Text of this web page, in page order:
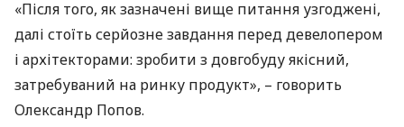
«Після того, як зазначені вище питання узгоджені,
далі стоїть серйозне завдання перед девелопером
і архітекторами: зробити з довгобуду якісний,
затребуваний на ринку продукт», – говорить
Олександр Попов.